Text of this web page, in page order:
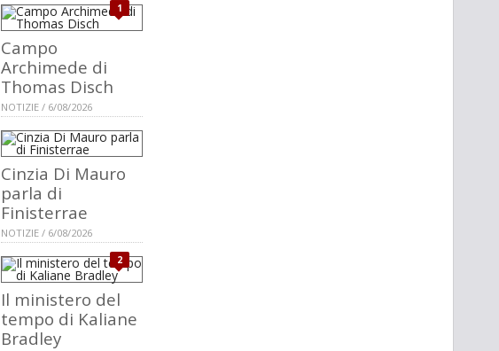
1
Campo
Archimede di
Thomas Disch
NOTIZIE / 6/08/2026
Cinzia Di Mauro
parla di
Finisterrae
NOTIZIE / 6/08/2026
2
Il ministero del
tempo di Kaliane
Bradley